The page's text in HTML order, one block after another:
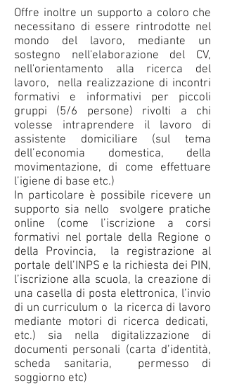
Offre inoltre un supporto a coloro che
necessitano di essere rintrodotte nel
mondo del lavoro, mediante un
sostegno nell'elaborazione del CV,
nell'orientamento alla ricerca del
lavoro, nella realizzazione di incontri
formativi e informativi per piccoli
gruppi (5/6 persone) rivolti a chi
volesse intraprendere il lavoro di
assistente domiciliare (sul tema
dell’economia domestica, della
movimentazione, di come effettuare
l’igiene di base etc.)
In particolare è possibile ricevere un
supporto sia nello svolgere pratiche
online (come l’iscrizione a corsi
formativi nel portale della Regione o
della Provincia, la registrazione al
portale dell’INPS e la richiesta dei PIN,
l’iscrizione alla scuola, la creazione di
una casella di posta elettronica, l’invio
di un curriculum o la ricerca di lavoro
mediante motori di ricerca dedicati,
etc.) sia nella digitalizzazione di
documenti personali (carta d’identità,
scheda sanitaria, permesso di
soggiorno etc)